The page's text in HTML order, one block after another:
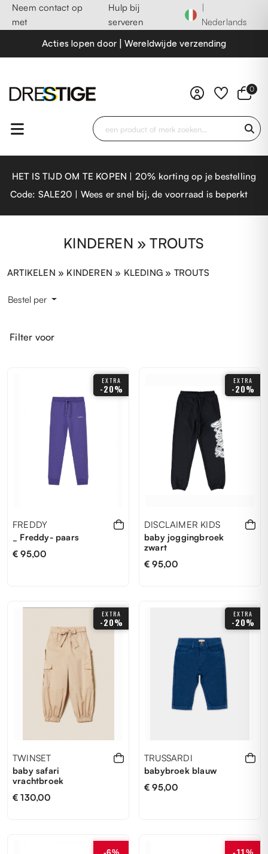
Neem contact op
met
Hulp bij
serveren
|
Nederlands
Acties lopen door | Wereldwijde verzending
0
HET IS TIJD OM TE KOPEN | 20% korting op je bestelling
Code: SALE20 | Wees er snel bij, de voorraad is beperkt
KINDEREN » TROUTS
ARTIKELEN » KINDEREN » KLEDING » TROUTS
Bestel per
Filter voor
EXTRA
-20%
FREDDY
_ Freddy- paars
€ 95,00
EXTRA
-20%
6 ANNI
DISCLAIMER KIDS
baby joggingbroek
zwart
€ 95,00
EXTRA
-20%
TWINSET
baby safari
vrachtbroek
€ 130,00
EXTRA
-20%
TRUSSARDI
babybroek blauw
€ 95,00